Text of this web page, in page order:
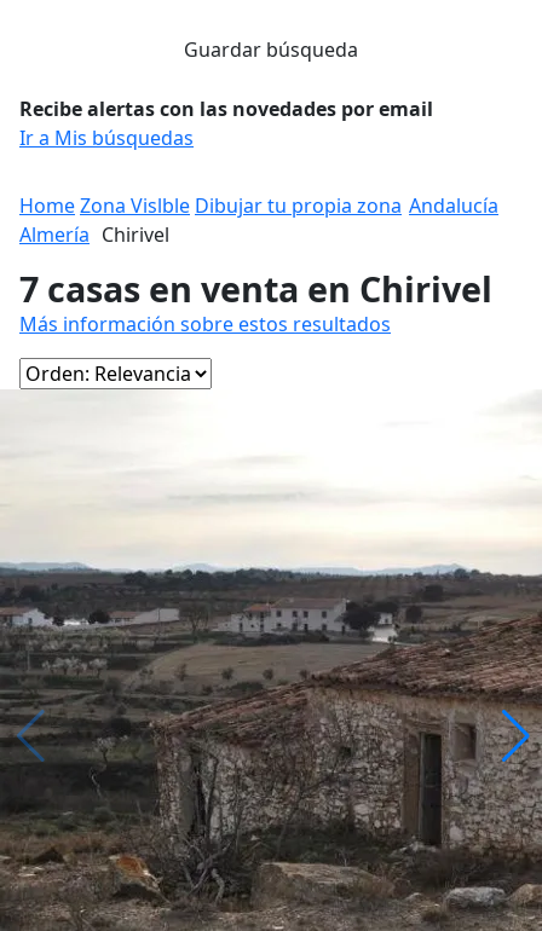
Guardar búsqueda
Recibe alertas con las novedades por email
Ir a Mis búsquedas
HomeZona Vislble Dibujar tu propia zona Andalucía
Almería Chirivel
7 casas en venta en Chirivel
Más información sobre estos resultados